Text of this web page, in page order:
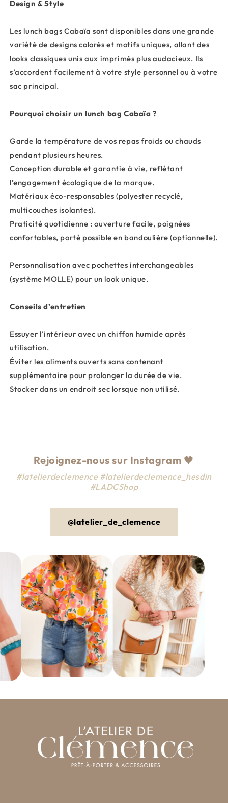
Design & Style
Les lunch bags Cabaïa sont disponibles dans une grande
variété de designs colorés et motifs uniques, allant des
looks classiques unis aux imprimés plus audacieux. Ils
s’accordent facilement à votre style personnel ou à votre
sac principal.
Pourquoi choisir un lunch bag Cabaïa ?
Garde la température de vos repas froids ou chauds
pendant plusieurs heures.
Conception durable et garantie à vie, reflétant
l’engagement écologique de la marque.
Matériaux éco-responsables (polyester recyclé,
multicouches isolantes).
Praticité quotidienne : ouverture facile, poignées
confortables, porté possible en bandoulière (optionnelle).
Personnalisation avec pochettes interchangeables
(système MOLLE) pour un look unique.
Conseils d’entretien
Essuyer l’intérieur avec un chiffon humide après
utilisation.
Éviter les aliments ouverts sans contenant
supplémentaire pour prolonger la durée de vie.
Stocker dans un endroit sec lorsque non utilisé.
Rejoignez-nous sur Instagram 🖤
#latelierdeclemence #latelierdeclemence_hesdin
#LADCShop
@latelier_de_clemence